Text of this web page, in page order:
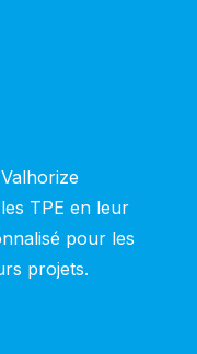
TPE en leur
pour les
projets.